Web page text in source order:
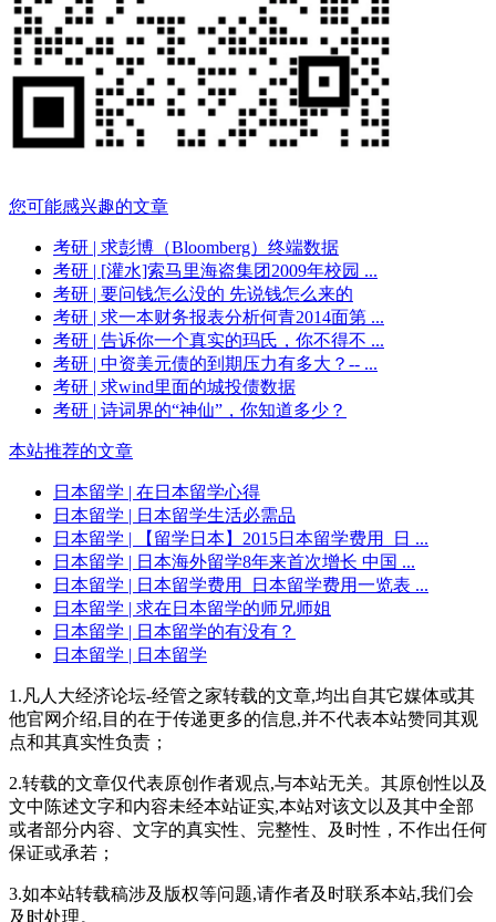
您可能感兴趣的文章
考研 | 求彭博（Bloomberg）终端数据
考研 | [灌水]索马里海盗集团2009年校园 ...
考研 | 要问钱怎么没的 先说钱怎么来的
考研 | 求一本财务报表分析何青2014面第 ...
考研 | 告诉你一个真实的玛氏，你不得不 ...
考研 | 中资美元债的到期压力有多大？-- ...
考研 | 求wind里面的城投债数据
考研 | 诗词界的“神仙”，你知道多少？
本站推荐的文章
日本留学 | 在日本留学心得
日本留学 | 日本留学生活必需品
日本留学 | 【留学日本】2015日本留学费用_日 ...
日本留学 | 日本海外留学8年来首次增长 中国 ...
日本留学 | 日本留学费用_日本留学费用一览表 ...
日本留学 | 求在日本留学的师兄师姐
日本留学 | 日本留学的有没有？
日本留学 | 日本留学
1.凡人大经济论坛-经管之家转载的文章,均出自其它媒体或其
他官网介绍,目的在于传递更多的信息,并不代表本站赞同其观
点和其真实性负责；
2.转载的文章仅代表原创作者观点,与本站无关。其原创性以及
文中陈述文字和内容未经本站证实,本站对该文以及其中全部
或者部分内容、文字的真实性、完整性、及时性，不作出任何
保证或承若；
3.如本站转载稿涉及版权等问题,请作者及时联系本站,我们会
及时处理。